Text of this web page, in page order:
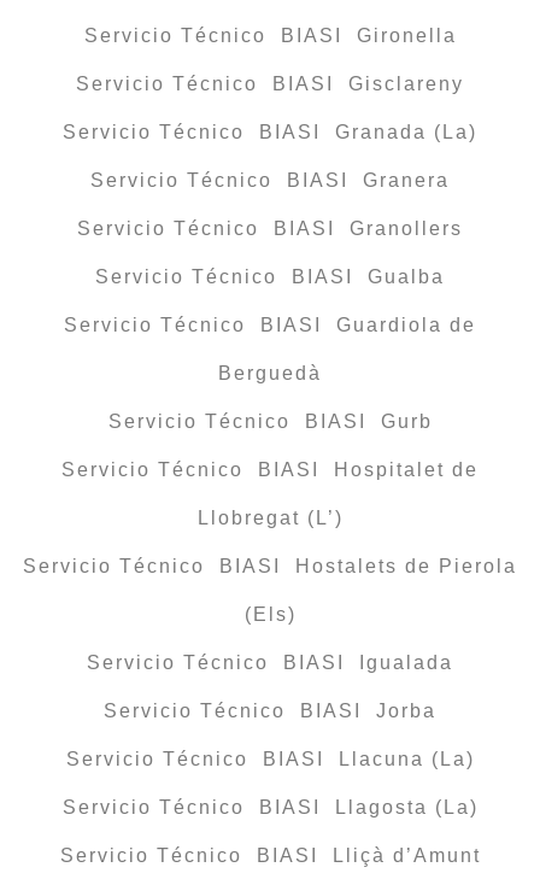
Servicio Técnico BIASI Gironella
Servicio Técnico BIASI Gisclareny
Servicio Técnico BIASI Granada (La)
Servicio Técnico BIASI Granera
Servicio Técnico BIASI Granollers
Servicio Técnico BIASI Gualba
Servicio Técnico BIASI Guardiola de
Berguedà
Servicio Técnico BIASI Gurb
Servicio Técnico BIASI Hospitalet de
Llobregat (L’)
Servicio Técnico BIASI Hostalets de Pierola
(Els)
Servicio Técnico BIASI Igualada
Servicio Técnico BIASI Jorba
Servicio Técnico BIASI Llacuna (La)
Servicio Técnico BIASI Llagosta (La)
Servicio Técnico BIASI Lliçà d’Amunt